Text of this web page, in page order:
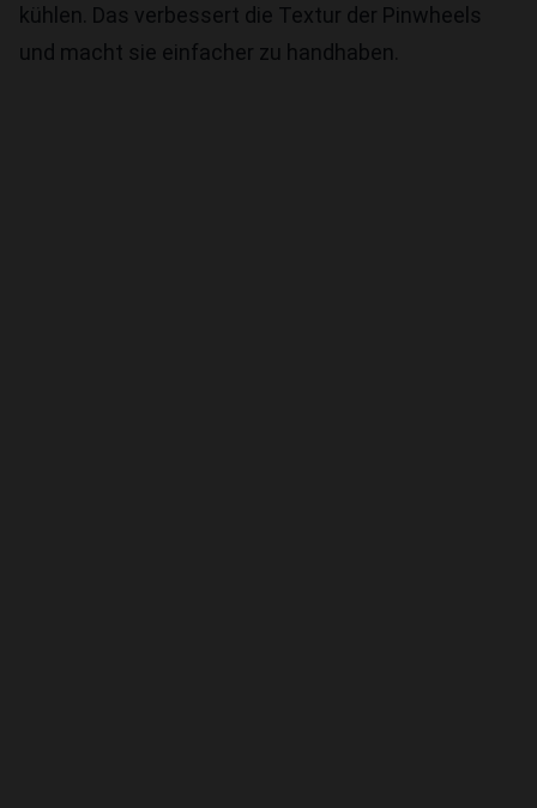
kühlen. Das verbessert die Textur der Pinwheels
und macht sie einfacher zu handhaben.